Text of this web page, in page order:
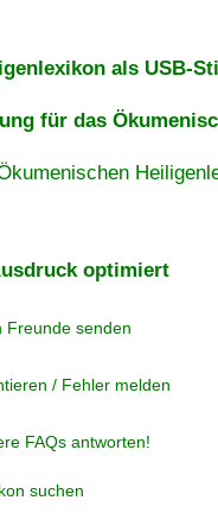
als USB-
für das
optimiert
Freunde senden
/ Fehler melden
FAQs antworten!
suchen